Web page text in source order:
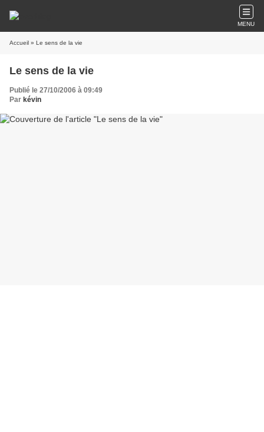
MENU
Accueil » Le sens de la vie
Le sens de la vie
Publié le 27/10/2006 à 09:49
Par kévin